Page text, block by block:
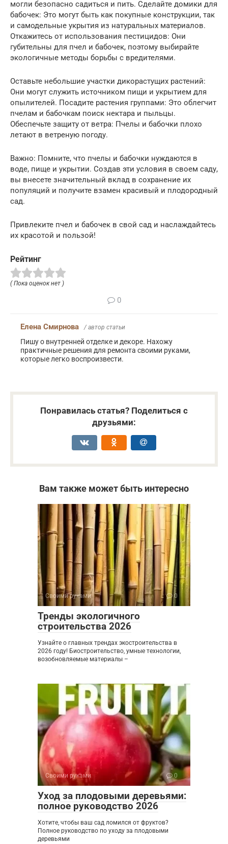
могли безопасно садиться и пить. Сделайте домики для
бабочек: Это могут быть как покупные конструкции, так
и самодельные укрытия из натуральных материалов.
Откажитесь от использования пестицидов: Они
губительны для пчел и бабочек, поэтому выбирайте
экологичные методы борьбы с вредителями.
Оставьте небольшие участки дикорастущих растений:
Они могут служить источником пищи и укрытием для
опылителей. Посадите растения группами: Это облегчит
пчелам и бабочкам поиск нектара и пыльцы.
Обеспечьте защиту от ветра: Пчелы и бабочки плохо
летают в ветреную погоду.
Важно: Помните, что пчелы и бабочки нуждаются в
воде, пище и укрытии. Создав эти условия в своем саду,
вы внесете значительный вклад в сохранение их
популяций и получите взамен красивый и плодородный
сад.
Привлеките пчел и бабочек в свой сад и наслаждайтесь
их красотой и пользой!
Рейтинг
( Пока оценок нет )
0
Елена Смирнова / автор статьи
Пишу о внутренней отделке и декоре. Нахожу
практичные решения для ремонта своими руками,
которые легко воспроизвести.
Понравилась статья? Поделиться с
друзьями:
Вам также может быть интересно
Своими руками 0
Тренды экологичного
строительства 2026
Узнайте о главных трендах экостроительства в
2026 году! Биостроительство, умные технологии,
возобновляемые материалы –
Своими руками 0
Уход за плодовыми деревьями:
полное руководство 2026
Хотите, чтобы ваш сад ломился от фруктов?
Полное руководство по уходу за плодовыми
деревьями